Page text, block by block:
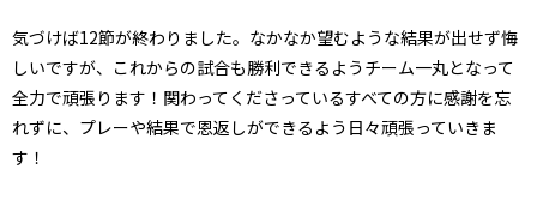
気づけば12節が終わりました。なかなか望むような結果が出せず悔
しいですが、これからの試合も勝利できるようチーム一丸となって
全力で頑張ります！関わってくださっているすべての方に感謝を忘
れずに、プレーや結果で恩返しができるよう日々頑張っていきま
す！